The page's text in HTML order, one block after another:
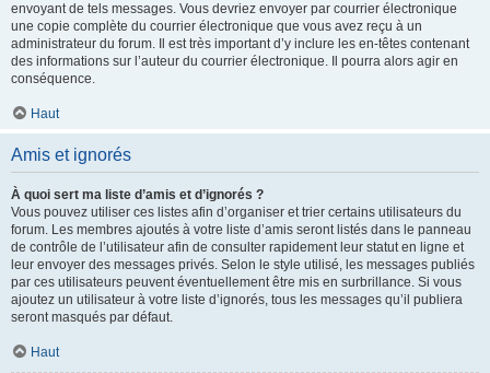
envoyant de tels messages. Vous devriez envoyer par courrier électronique
une copie complète du courrier électronique que vous avez reçu à un
administrateur du forum. Il est très important d’y inclure les en-têtes contenant
des informations sur l’auteur du courrier électronique. Il pourra alors agir en
conséquence.
Haut
Amis et ignorés
À quoi sert ma liste d’amis et d’ignorés ?
Vous pouvez utiliser ces listes afin d’organiser et trier certains utilisateurs du
forum. Les membres ajoutés à votre liste d’amis seront listés dans le panneau
de contrôle de l’utilisateur afin de consulter rapidement leur statut en ligne et
leur envoyer des messages privés. Selon le style utilisé, les messages publiés
par ces utilisateurs peuvent éventuellement être mis en surbrillance. Si vous
ajoutez un utilisateur à votre liste d’ignorés, tous les messages qu’il publiera
seront masqués par défaut.
Haut